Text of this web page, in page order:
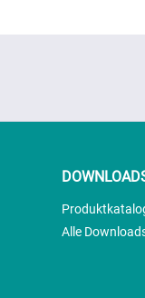
Alle